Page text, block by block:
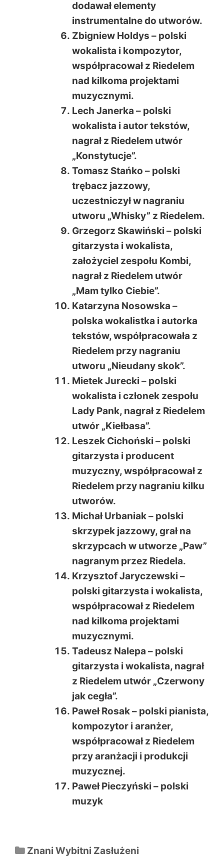
dodawał elementy
instrumentalne do utworów.
Zbigniew Holdys – polski
wokalista i kompozytor,
współpracował z Riedelem
nad kilkoma projektami
muzycznymi.
Lech Janerka – polski
wokalista i autor tekstów,
nagrał z Riedelem utwór
„Konstytucje”.
Tomasz Stańko – polski
trębacz jazzowy,
uczestniczył w nagraniu
utworu „Whisky” z Riedelem.
Grzegorz Skawiński – polski
gitarzysta i wokalista,
założyciel zespołu Kombi,
nagrał z Riedelem utwór
„Mam tylko Ciebie”.
Katarzyna Nosowska –
polska wokalistka i autorka
tekstów, współpracowała z
Riedelem przy nagraniu
utworu „Nieudany skok”.
Mietek Jurecki – polski
wokalista i członek zespołu
Lady Pank, nagrał z Riedelem
utwór „Kiełbasa”.
Leszek Cichoński – polski
gitarzysta i producent
muzyczny, współpracował z
Riedelem przy nagraniu kilku
utworów.
Michał Urbaniak – polski
skrzypek jazzowy, grał na
skrzypcach w utworze „Paw”
nagranym przez Riedela.
Krzysztof Jaryczewski –
polski gitarzysta i wokalista,
współpracował z Riedelem
nad kilkoma projektami
muzycznymi.
Tadeusz Nalepa – polski
gitarzysta i wokalista, nagrał
z Riedelem utwór „Czerwony
jak cegła”.
Paweł Rosak – polski pianista,
kompozytor i aranżer,
współpracował z Riedelem
przy aranżacji i produkcji
muzycznej.
Paweł Pieczyński – polski
muzyk
Kategorie
Znani Wybitni Zasłużeni